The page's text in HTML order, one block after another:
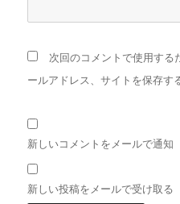
次回のコメントで使用する
ールアドレス、サイトを保存す
新しいコメントをメールで通知
新しい投稿をメールで受け取る